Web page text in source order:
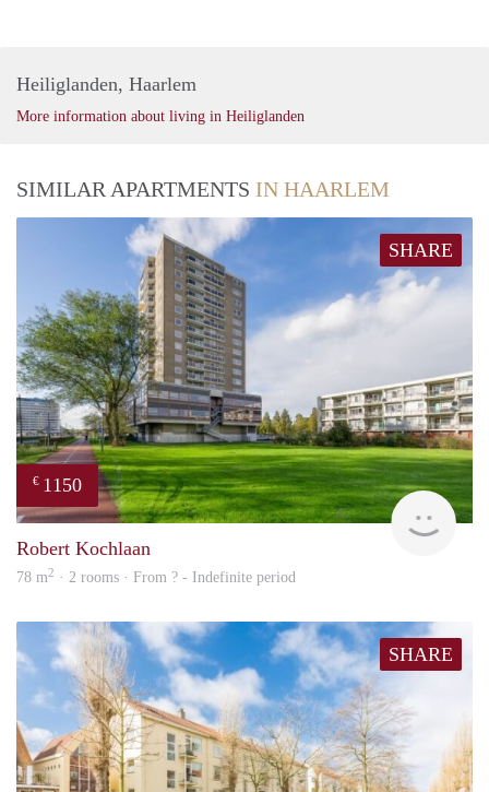
Heiliglanden, Haarlem
More information about living in Heiliglanden
SIMILAR APARTMENTS IN HAARLEM
SHARE
€ 1150
Robert Kochlaan
78 m2 · 2 rooms · From ? - Indefinite period
SHARE